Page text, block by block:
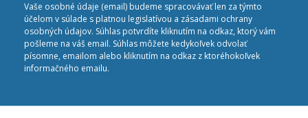
Vaše osobné údaje (email) budeme spracovávať len za týmto
účelom v súlade s platnou legislatívou a zásadami ochrany
osobných údajov. Súhlas potvrdíte kliknutím na odkaz, ktorý vám
pošleme na váš email. Súhlas môžete kedykoľvek odvolať
písomne, emailom alebo kliknutím na odkaz z ktoréhokoľvek
informačného emailu.